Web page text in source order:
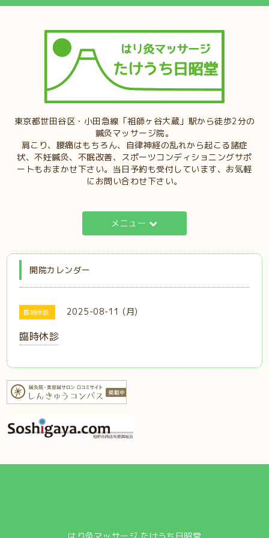
東京都世田谷区・小田急線「祖師ヶ谷大蔵」駅から徒歩2分の
鍼灸マッサージ院。
肩こり、腰痛はもちろん、自律神経の乱れから起こる諸症
状、不妊鍼灸、不眠改善、スポーツコンディショニングサポ
ートもおまかせ下さい。当日予約も受付しています、お気軽
にお問い合わせ下さい。
メニュー
開院カレンダー
臨時休診 2025-08-11 (月)
臨時休診